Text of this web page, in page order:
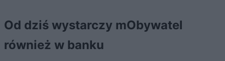
Od dziś wystarczy mObywatel
również w banku